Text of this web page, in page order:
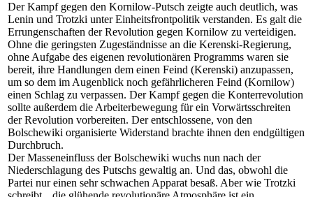
Der Kampf gegen den Kornilow-Putsch zeigte auch deutlich, was
Lenin und Trotzki unter Einheitsfrontpolitik verstanden. Es galt die
Errungenschaften der Revolution gegen Kornilow zu verteidigen.
Ohne die geringsten Zugeständnisse an die Kerenski-Regierung,
ohne Aufgabe des eigenen revolutionären Programms waren sie
bereit, ihre Handlungen dem einen Feind (Kerenski) anzupassen,
um so dem im Augenblick noch gefährlicheren Feind (Kornilow)
einen Schlag zu verpassen. Der Kampf gegen die Konterrevolution
sollte außerdem die Arbeiterbewegung für ein Vorwärtsschreiten
der Revolution vorbereiten. Der entschlossene, von den
Bolschewiki organisierte Widerstand brachte ihnen den endgültigen
Durchbruch.
Der Masseneinfluss der Bolschewiki wuchs nun nach der
Niederschlagung des Putschs gewaltig an. Und das, obwohl die
Partei nur einen sehr schwachen Apparat besaß. Aber wie Trotzki